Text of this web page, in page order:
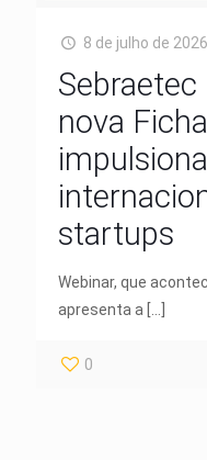
8 de julho de 2026
nova
startups
Webinar, que
apresenta a
0